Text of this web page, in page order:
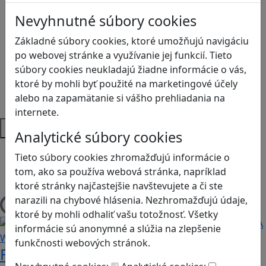
Nevyhnutné súbory cookies
Základné súbory cookies, ktoré umožňujú navigáciu
po webovej stránke a využívanie jej funkcií. Tieto
súbory cookies neukladajú žiadne informácie o vás,
ktoré by mohli byť použité na marketingové účely
alebo na zapamätanie si vášho prehliadania na
internete.
Analytické súbory cookies
Tieto súbory cookies zhromažďujú informácie o
tom, ako sa používa webová stránka, napríklad
ktoré stránky najčastejšie navštevujete a či ste
narazili na chybové hlásenia. Nezhromažďujú údaje,
ktoré by mohli odhaliť vašu totožnosť. Všetky
informácie sú anonymné a slúžia na zlepšenie
funkčnosti webových stránok.
Logické myslenie
Ľudské práva a tolerancia
Motorika a koncentrácia
Programovanie/Technika
Sociálne zručnosti a kooperácia
Strategické myslenie
Zdravie a pohyb
Platformy
Android
Herná konzola
Stolové, kartové
Načítam blogy
Fotografujte zvieratká, aby ste